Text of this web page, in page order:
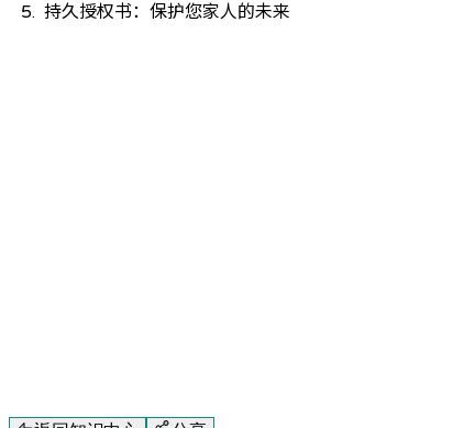
持久授权书：保护您家人的未来